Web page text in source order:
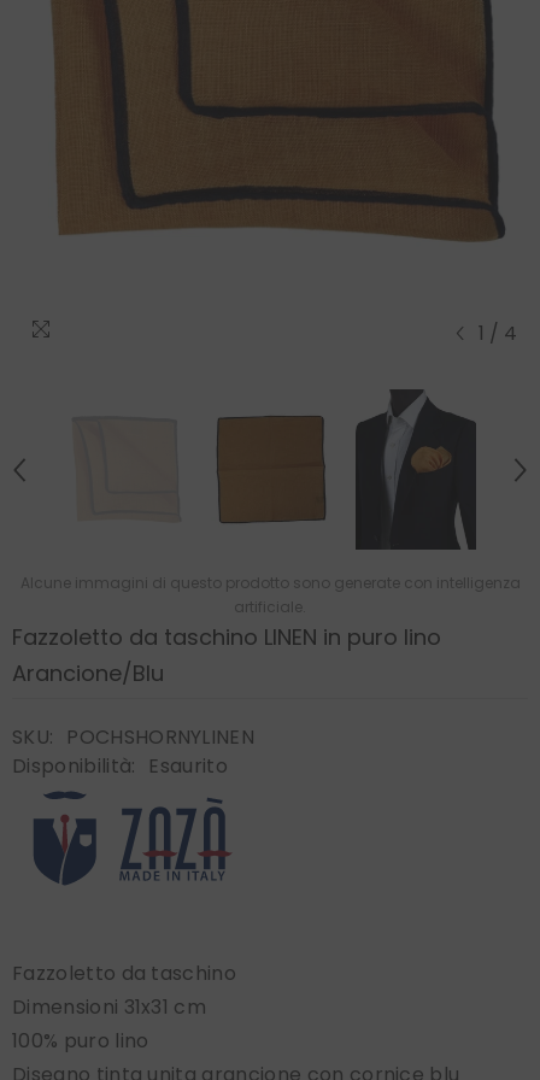
1 / 4
Alcune immagini di questo prodotto sono generate con intelligenza
artificiale.
Fazzoletto da taschino LINEN in puro lino
Arancione/Blu
SKU:
POCHSHORNYLINEN
Disponibilità:
Esaurito
Fazzoletto da taschino
Dimensioni 31x31 cm
100% puro lino
Disegno tinta unita arancione con cornice blu